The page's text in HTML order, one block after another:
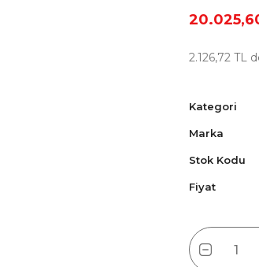
2.126,72 TL
Kategori
Marka
Stok Kodu
Fiyat